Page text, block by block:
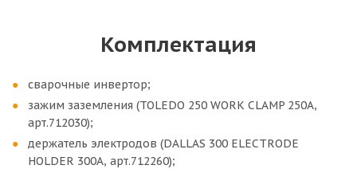
Комплектация
сварочные инвертор;
зажим заземления (TOLEDO 250 WORK CLAMP 250A,
арт.712030);
держатель электродов (DALLAS 300 ELECTRODE
HOLDER 300A, арт.712260);